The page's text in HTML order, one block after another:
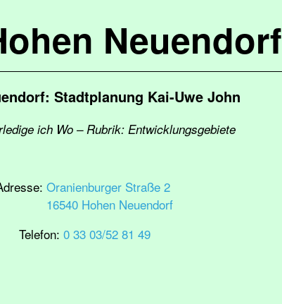
Neuendorf
Stadtplanung Kai-Uwe John
ich Wo – Rubrik: Entwicklungsgebiete
Oranienburger Straße 2
16540 Hohen Neuendorf
Telefon: 0 33 03/52 81 49